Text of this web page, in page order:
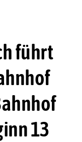
führt
13